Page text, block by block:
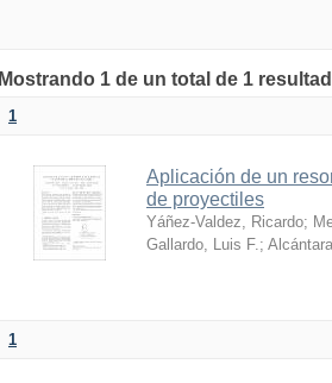
Mostrando 1 de un total de 1
1
Aplicación de un
de proyectiles
Yáñez-Valdez, Ricardo;
Gallardo, Luis F.;
1